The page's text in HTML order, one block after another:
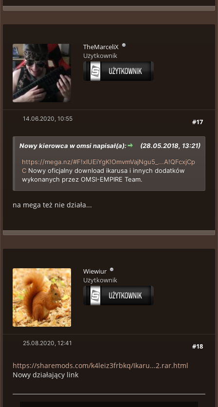
TheMarceliX
Użytkownik
#17
14.06.2020, 10:55
(28.05.2018, 13:21)
Nowy kierowca w omsi napisał(a):
https://mega.nz/#F!xIUEiYgK!OmvmVajNgu5_...A!QFcxjCp
C Nowy oficjalny download ikarusa i innych dodatków
wykonanych przez OMSI-EMPIRE Team.
na mega też nie działa...
Wiewiur
Użytkownik
#18
25.08.2020, 12:41
https://sharemods.com/k4leiz3frbkq/Ikaru...2.rar.html
Nowy działający link